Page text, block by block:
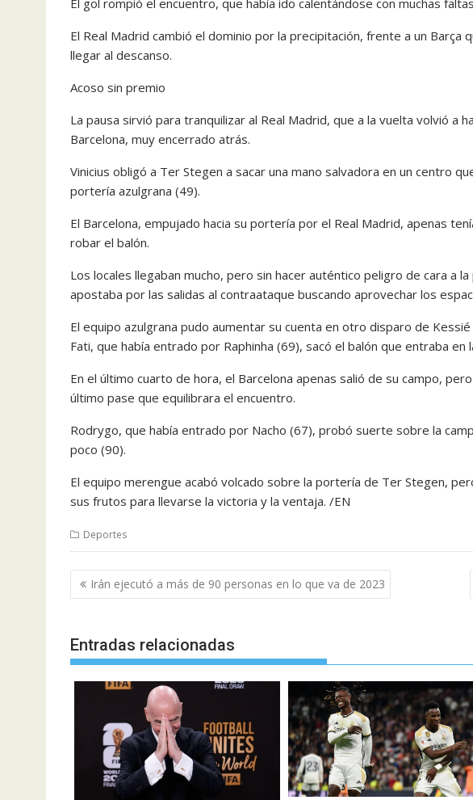
El Real Madrid cambió el dominio por la precipitación, frente a un Barça
llegar al descanso.
Acoso sin premio
La pausa sirvió para tranquilizar al Real Madrid, que a la vuelta volvió a
Barcelona, muy encerrado atrás.
Vinicius obligó a Ter Stegen a sacar una mano salvadora en un centro
portería azulgrana (49).
El Barcelona, empujado hacia su portería por el Real Madrid, apenas
robar el balón.
Los locales llegaban mucho, pero sin hacer auténtico peligro de cara a
apostaba por las salidas al contraataque buscando aprovechar los
El equipo azulgrana pudo aumentar su cuenta en otro disparo de
Fati, que había entrado por Raphinha (69), sacó el balón que entraba
En el último cuarto de hora, el Barcelona apenas salió de su campo,
último pase que equilibrara el encuentro.
Rodrygo, que había entrado por Nacho (67), probó suerte sobre la
poco (90).
El equipo merengue acabó volcado sobre la portería de Ter Stegen,
sus frutos para llevarse la victoria y la ventaja. /EN
Deportes
Navegación
de
Irán ejecutó a más de 90 personas en lo que va de 2023
Entradas relacionadas